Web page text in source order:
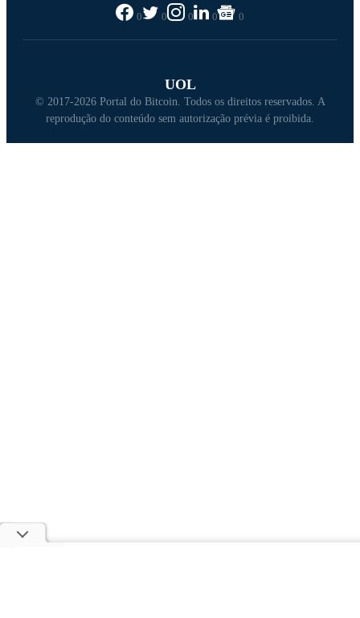
0 0 0 0 0
UOL
© 2017-2026 Portal do Bitcoin. Todos os direitos reservados. A
reprodução do conteúdo sem autorização prévia é proibida.